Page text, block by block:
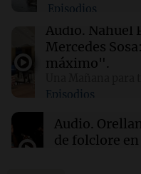
01:49 Mundo
El Pentágono
un aumento en
01:31 Ciencia
Reducir alimentos
antojos ni mejora
Episodios
Audio. Nahuel
Mercedes
máximo".
Episodios
Audio.
de folclore